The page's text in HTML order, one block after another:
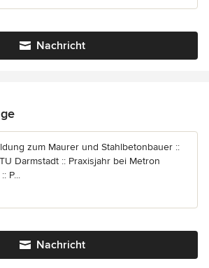
Nachricht
zum Maurer und Stahlbetonbauer ::
Darmstadt :: Praxisjahr bei Metron
P...
Nachricht